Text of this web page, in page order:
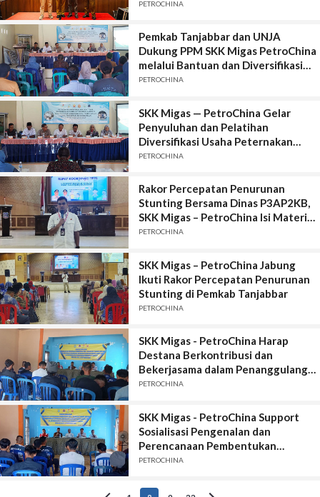
HIV/AIDS
PETROCHINA
Pemkab Tanjabbar dan UNJA
Dukung PPM SKK Migas PetroChina
melalui Bantuan dan Diversifikasi
Usaha Peternakan Kambing di
PETROCHINA
SKK Migas — PetroChina Gelar
Penyuluhan dan Pelatihan
Diversifikasi Usaha Peternakan
Kambing di Desa Terjun Gajah
PETROCHINA
Rakor Percepatan Penurunan
Stunting Bersama Dinas P3AP2KB,
SKK Migas – PetroChina Isi Materi
Penurunan Stunting
PETROCHINA
SKK Migas – PetroChina Jabung
Ikuti Rakor Percepatan Penurunan
Stunting di Pemkab Tanjabbar
PETROCHINA
SKK Migas - PetroChina Harap
Destana Berkontribusi dan
Bekerjasama dalam Penanggulangan
Bencana di Desa Suka Maju
PETROCHINA
SKK Migas - PetroChina Support
Sosialisasi Pengenalan dan
Perencanaan Pembentukan
Destana di Desa Suka Maju
PETROCHINA